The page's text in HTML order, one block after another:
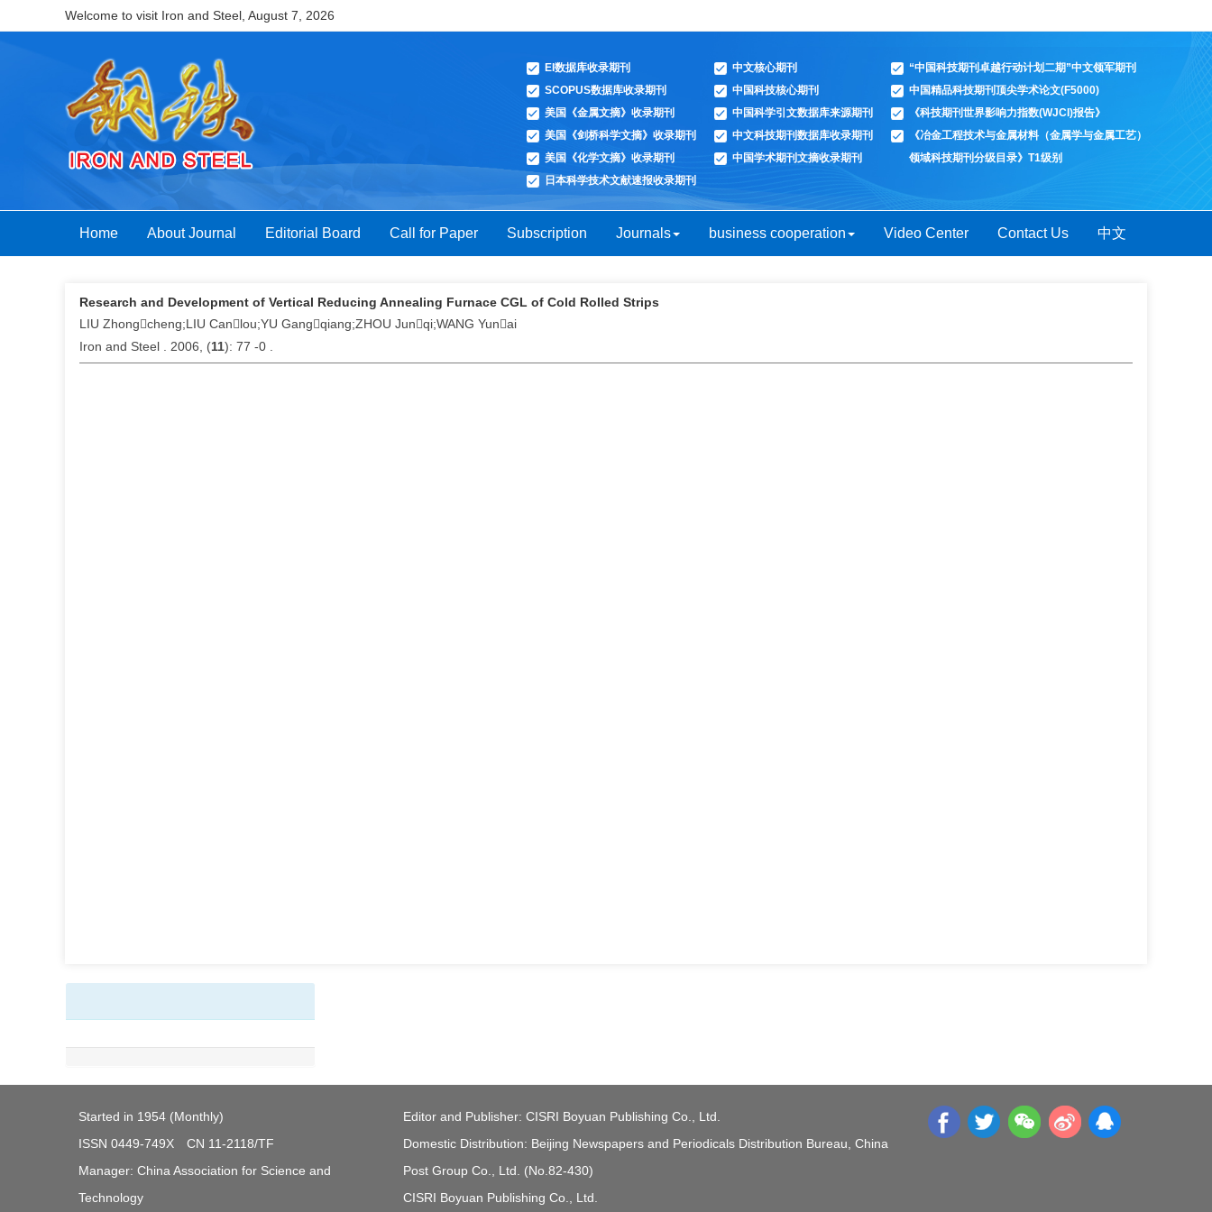
Welcome to visit Iron and Steel, August 7, 2026
“中国科技期刊卓越行动计划二期”中文领军期刊
中国精品科技期刊顶尖学术论文(F5000)
《科技期刊世界影响力指数(WJCI)报告》
《冶金工程技术与金属材料（金属学与金属工艺）
领域科技期刊分级目录》T1级别
中文核心期刊
中国科技核心期刊
中国科学引文数据库来源期刊
中文科技期刊数据库收录期刊
中国学术期刊文摘收录期刊
EI数据库收录期刊
SCOPUS数据库收录期刊
美国《金属文摘》收录期刊
美国《剑桥科学文摘》收录期刊
美国《化学文摘》收录期刊
日本科学技术文献速报收录期刊
Home About Journal Editorial Board Call for Paper Subscription Journals business cooperation Video Center Contact Us 中文
Research and Development of Vertical Reducing Annealing Furnace CGL of Cold Rolled Strips
LIU Zhongcheng;LIU Canlou;YU Gangqiang;ZHOU Junqi;WANG Yunai
Iron and Steel . 2006, (11): 77 -0 .
Started in 1954 (Monthly)
ISSN 0449-749X CN 11-2118/TF
Manager: China Association for Science and
Technology
Editor and Publisher: CISRI Boyuan Publishing Co., Ltd.
Domestic Distribution: Beijing Newspapers and Periodicals Distribution Bureau, China
Post Group Co., Ltd. (No.82-430)
CISRI Boyuan Publishing Co., Ltd.